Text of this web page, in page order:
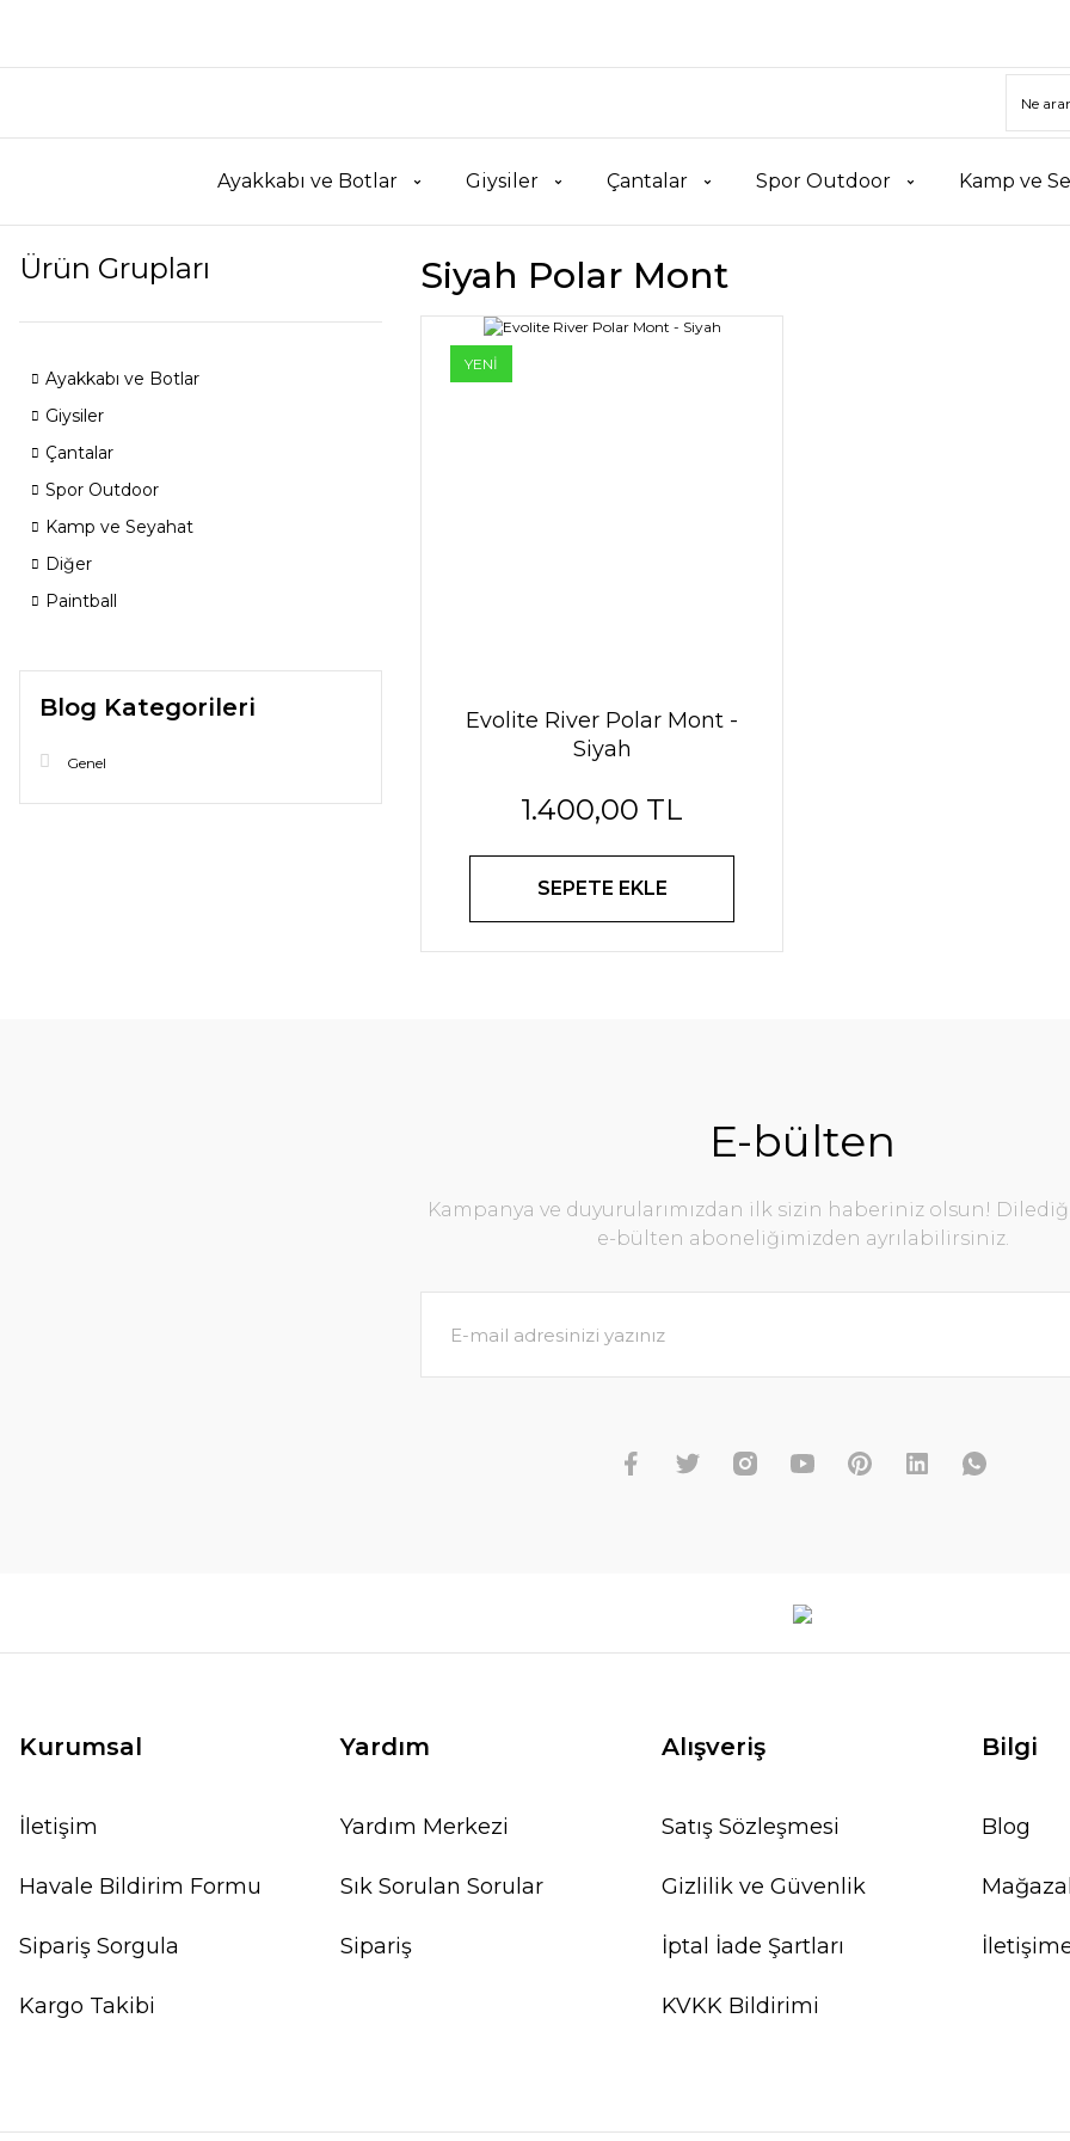
Ayakkabı ve Botlar Giysiler Çantalar Spor Outdoor Kamp ve
Ürün Grupları
Ayakkabı ve Botlar
Giysiler
Çantalar
Spor Outdoor
Kamp ve Seyahat
Diğer
Paintball
Blog Kategorileri
Genel
Siyah Polar Mont
YENİ
Evolite River Polar Mont -
Siyah
1.400,00 TL
SEPETE EKLE
E-bülten
Kampanya ve duyurularımızdan ilk sizin haberiniz olsun!
e-bülten aboneliğimizden ayrılabilirsiniz.
Kurumsal
İletişim
Havale Bildirim Formu
Sipariş Sorgula
Kargo Takibi
Yardım
Yardım Merkezi
Sık Sorulan Sorular
Sipariş
Alışveriş
Satış Sözleşmesi
Gizlilik ve Güvenlik
İptal İade Şartları
KVKK Bildirimi
Bilgi
Blog